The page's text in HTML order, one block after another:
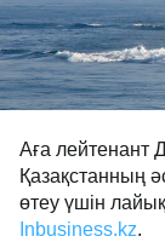
Аға лейтенант
Қазақстанның
өтеу үшін
Inbusiness.kz.